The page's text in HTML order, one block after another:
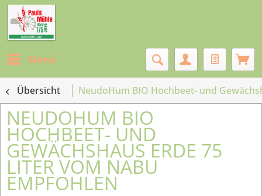
Menü
Übersicht NeudoHum BIO Hochbeet- und
NEUDOHUM BIO
HOCHBEET- UND
GEWÄCHSHAUS ERDE 75
LITER VOM NABU
EMPFOHLEN